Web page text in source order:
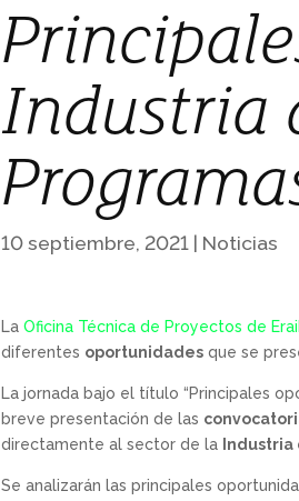
Industria
10 septiembre, 2021 | Noticias
La Oficina Técnica de Proyectos de
diferentes oportunidades que se
La jornada bajo el título “Principales
breve presentación de las
directamente al sector de la
Se analizarán las principales